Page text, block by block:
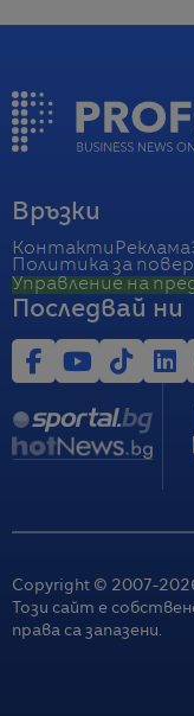
Връзки
Контакти Реклама
Политика за
Управление на
Последвай ни
Copyright © 2007-
Този сайт е
права са запазени.